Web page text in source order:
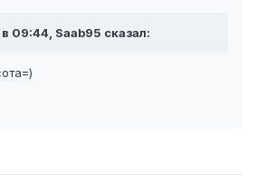
09:44, Saab95 сказал: